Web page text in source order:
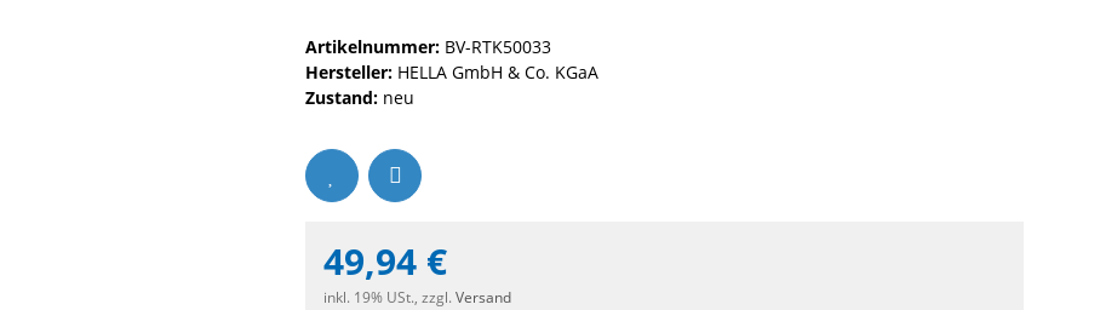
Artikelnummer: BV-RTK50033
Hersteller: HELLA GmbH & Co. KGaA
Zustand: neu
49,94 €
inkl. 19% USt., zzgl. Versand